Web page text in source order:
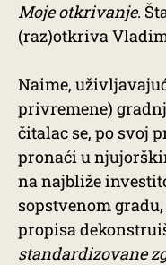
Moje otkrivanje.
(raz)otkriva
Naime,
privremene)
čitalac se, po svoj
pronaći u
na najbliže
sopstvenom
propisa
standardizovane